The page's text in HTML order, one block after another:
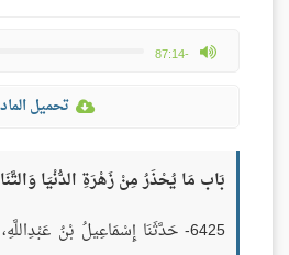
-87:14
max volume
تحميل
بَاب مَا يُحْذَرُ مِنْ زَهْرَةِ الدُّنْيَا
6425- حَدَّثَنَا إِسْمَاعِيلُ بْنُ